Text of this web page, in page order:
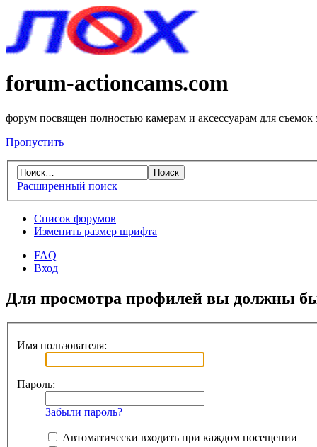
forum-actioncams.com
форум посвящен полностью камерам и аксессуарам для съемок
Пропустить
Расширенный поиск
Список форумов
Изменить размер шрифта
FAQ
Вход
Для просмотра профилей вы должны
Имя пользователя:
Пароль:
Забыли пароль?
Автоматически входить при каждом посещении